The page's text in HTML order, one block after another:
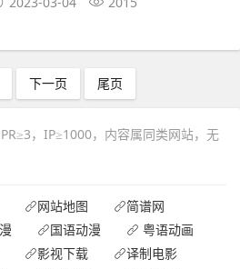
下一页 尾页
，IP≥1000，内容属同类网站，无
网站地图
简谱网
国语动漫
粤语动画
影视下载
译制电影